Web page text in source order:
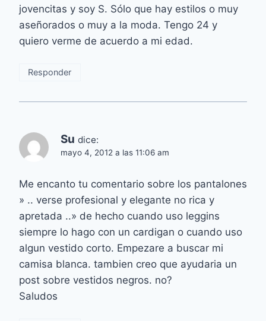
jovencitas y soy S. Sólo que hay estilos o muy
aseñorados o muy a la moda. Tengo 24 y
quiero verme de acuerdo a mi edad.
Responder
Su dice:
mayo 4, 2012 a las 11:06 am
Me encanto tu comentario sobre los pantalones
» .. verse profesional y elegante no rica y
apretada ..» de hecho cuando uso leggins
siempre lo hago con un cardigan o cuando uso
algun vestido corto. Empezare a buscar mi
camisa blanca. tambien creo que ayudaria un
post sobre vestidos negros. no?
Saludos